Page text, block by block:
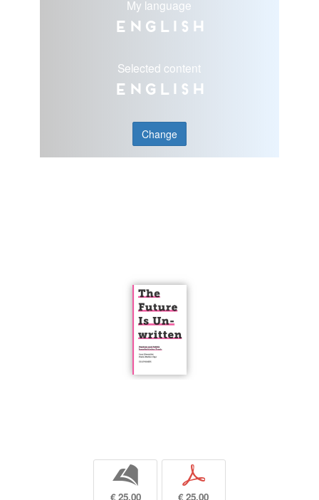
My language
English
Selected content
English
Change
b
€ 25,00
p
€ 25,00